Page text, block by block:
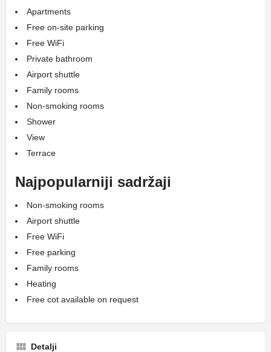
Apartments
Free on-site parking
Free WiFi
Private bathroom
Airport shuttle
Family rooms
Non-smoking rooms
Shower
View
Terrace
Najpopularniji sadržaji
Non-smoking rooms
Airport shuttle
Free WiFi
Free parking
Family rooms
Heating
Free cot available on request
Detalji